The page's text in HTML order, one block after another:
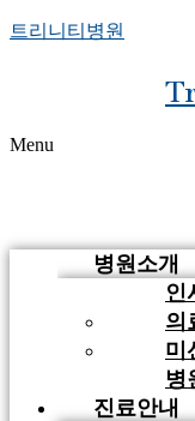
트리니티병원
Menu
병원소개
인
의
미
병
진료안내